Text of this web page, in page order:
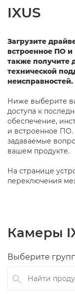
IXUS
Загрузите
встроенное ПО и
также получите
технической
неисправностей.
Ниже выберите
доступа к
обеспечение,
и встроенное
задаваемые
вашем продукте.
На странице
переключения
Камеры
Выберите
Найти продукт